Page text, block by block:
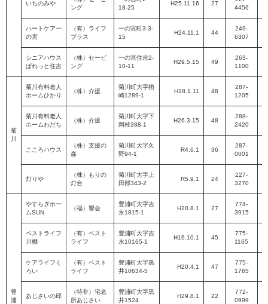
いちのみや​
ング​
18-25​
H25.11.16 27
4456​
ハートケア一
の宮​
（有）ライフ
プラス​
一の宮町3-3-
15​
H24.11.1 44
249-
6307​
シニアハウス
ぱれっと住吉​
（株）セービ
ング​
一の宮住吉2-
10-11​
H29.5.15 49
263-
1100​
菊
川
菊川有料老人
ホームひかり
（株）介援
菊川町大字楢
崎1289-1
H18.1.11 48
287-
1205
菊川有料老人
ホームわだち
（株）介援
菊川町大字下
岡枝388-1
H26.3.15 48
288-
2420
こころハウス
（株）支援の
森
菊川町大字久
野94-1
R4.6.1 36
287-
0001
灯りや
（株）もりの
灯台
菊川町大字上
田部343-2
R5.9.1 24
227-
3270
豊
浦
やすらぎホー
ムSUN
（福）響会
豊浦町大字吉
永1815-1
H20.8.1 27
774-
3915
ベストライフ
川棚
（有）ベスト
ライフ
豊浦町大字吉
永10165-1
H16.10.1 45
775-
1165
ケアライフく
ろい
（有）ベスト
ライフ
豊浦町大字黒
井10634-5
H20.4.1 47
775-
1765
あじさいの邱
（特非）宅老
所あじさい
豊浦町大字黒
井1524
H29.8.1 22
772-
0999